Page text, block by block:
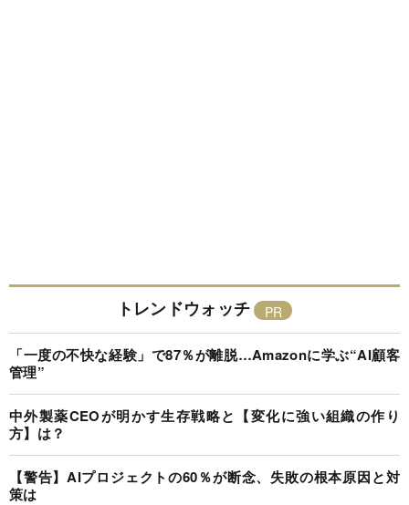
トレンドウォッチ
「一度の不快な経験」で87％が離脱…Amazonに学ぶ“AI顧客
管理”
中外製薬CEOが明かす生存戦略と【変化に強い組織の作り
方】は？
【警告】AIプロジェクトの60％が断念、失敗の根本原因と対
策は